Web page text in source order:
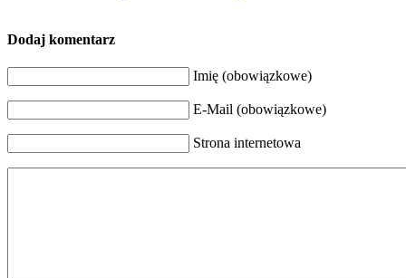
Dodaj komentarz
Imię (obowiązkowe)
E-Mail (obowiązkowe)
Strona internetowa